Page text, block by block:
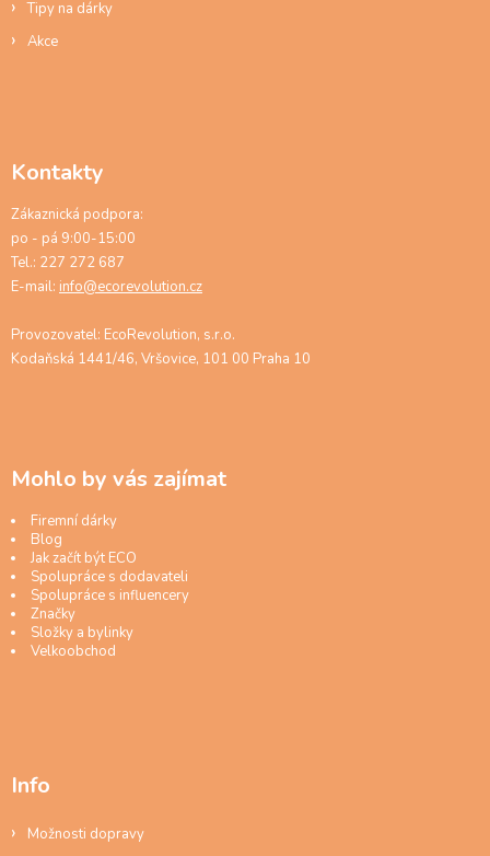
Tipy na dárky
Akce
Kontakty
Zákaznická podpora:
po - pá 9:00-15:00
Tel.: 227 272 687
E-mail: info@ecorevolution.cz
Provozovatel: EcoRevolution, s.r.o.
Kodaňská 1441/46, Vršovice, 101 00 Praha 10
Mohlo by vás zajímat
Firemní dárky
Blog
Jak začít být ECO
Spolupráce s dodavateli
Spolupráce s influencery
Značky
Složky a bylinky
Velkoobchod
Info
Možnosti dopravy